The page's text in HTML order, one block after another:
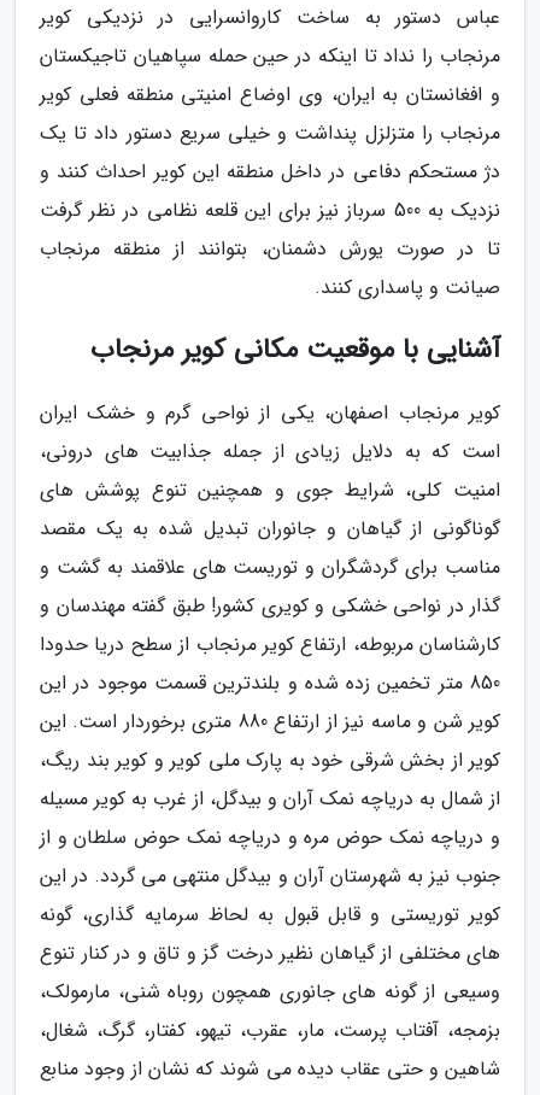
عباس دستور به ساخت کاروانسرایی در نزدیکی کویر
مرنجاب را نداد تا اینکه در حین حمله سپاهیان تاجیکستان
و افغانستان به ایران، وی اوضاع امنیتی منطقه فعلی کویر
مرنجاب را متزلزل پنداشت و خیلی سریع دستور داد تا یک
دژ مستحکم دفاعی در داخل منطقه این کویر احداث کنند و
نزدیک به 500 سرباز نیز برای این قلعه نظامی در نظر گرفت
تا در صورت یورش دشمنان، بتوانند از منطقه مرنجاب
صیانت و پاسداری کنند.
آشنایی با موقعیت مکانی کویر مرنجاب
کویر مرنجاب اصفهان، یکی از نواحی گرم و خشک ایران
است که به دلایل زیادی از جمله جذابیت های درونی،
امنیت کلی، شرایط جوی و همچنین تنوع پوشش های
گوناگونی از گیاهان و جانوران تبدیل شده به یک مقصد
مناسب برای گردشگران و توریست های علاقمند به گشت و
گذار در نواحی خشکی و کویری کشور! طبق گفته مهندسان و
کارشناسان مربوطه، ارتفاع کویر مرنجاب از سطح دریا حدودا
850 متر تخمین زده شده و بلندترین قسمت موجود در این
کویر شن و ماسه نیز از ارتفاع 880 متری برخوردار است. این
کویر از بخش شرقی خود به پارک ملی کویر و کویر بند ریگ،
از شمال به دریاچه نمک آران و بیدگل، از غرب به کویر مسیله
و دریاچه نمک حوض مره و دریاچه نمک حوض سلطان و از
جنوب نیز به شهرستان آران و بیدگل منتهی می گردد. در این
کویر توریستی و قابل قبول به لحاظ سرمایه گذاری، گونه
های مختلفی از گیاهان نظیر درخت گز و تاق و در کنار تنوع
وسیعی از گونه های جانوری همچون روباه شنی، مارمولک،
بزمجه، آفتاب پرست، مار، عقرب، تیهو، کفتار، گرگ، شغال،
شاهین و حتی عقاب دیده می شوند که نشان از وجود منابع